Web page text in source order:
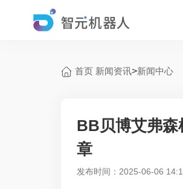
首页 新闻资讯>新闻中心
BB贝博艾弗森
章
发布时间：2025-06-06